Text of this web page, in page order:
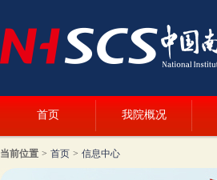
首页 我院概况
当前位置 > 首页 > 信息中心